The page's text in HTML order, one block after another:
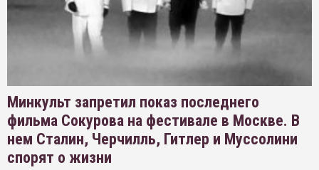
Минкульт запретил показ последнего
фильма Сокурова на фестивале в Москве. В
нем Сталин, Черчилль, Гитлер и Муссолини
спорят о жизни